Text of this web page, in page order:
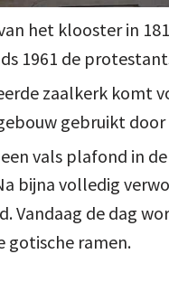
het klooster in
1961 de
zaalkerk komt
gebruikt
vals plafond in
bijna volledig
Vandaag de dag
gotische ramen.